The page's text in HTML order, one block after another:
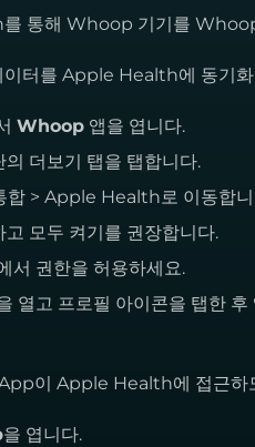
통해 Whoop 기기를
이터를 Apple Health에 동기화
Whoop 앱을 엽니다.
의 더보기 탭을 탭합니다.
합 > Apple Health로 이동합
고 모두 켜기를 권장합니다.
서 권한을 허용하세요.
열고 프로필 아이콘을 탭한
이 Apple Health에 접근하
을 엽니다.